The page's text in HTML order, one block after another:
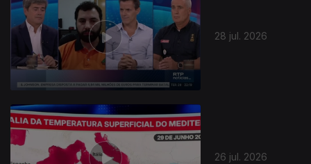
28 jul. 2026
26 jul. 2026